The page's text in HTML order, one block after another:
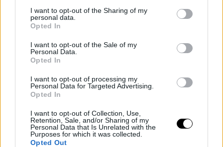
I want to opt-out of the Sharing of my
personal data.
Opted In
I want to opt-out of the Sale of my
Personal Data.
Opted In
I want to opt-out of processing my
Personal Data for Targeted Advertising.
Opted In
I want to opt-out of Collection, Use,
Retention, Sale, and/or Sharing of my
Personal Data that Is Unrelated with the
Purposes for which it was collected.
Opted Out
Wimbledon rinde homenaje a Jana
Novotna, tras su muerte